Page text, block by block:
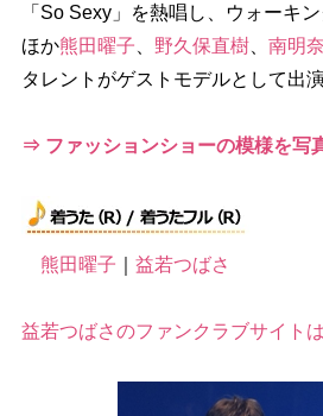
「So Sexy」を熱唱し、ウォーキ
ほか熊田曜子 野久保直樹、 南明奈
タレントがゲストモデルとして出演
⇒ ファッションショーの模様を写
熊田曜子 益若つばさ
益若つばさのファンクラブサイト